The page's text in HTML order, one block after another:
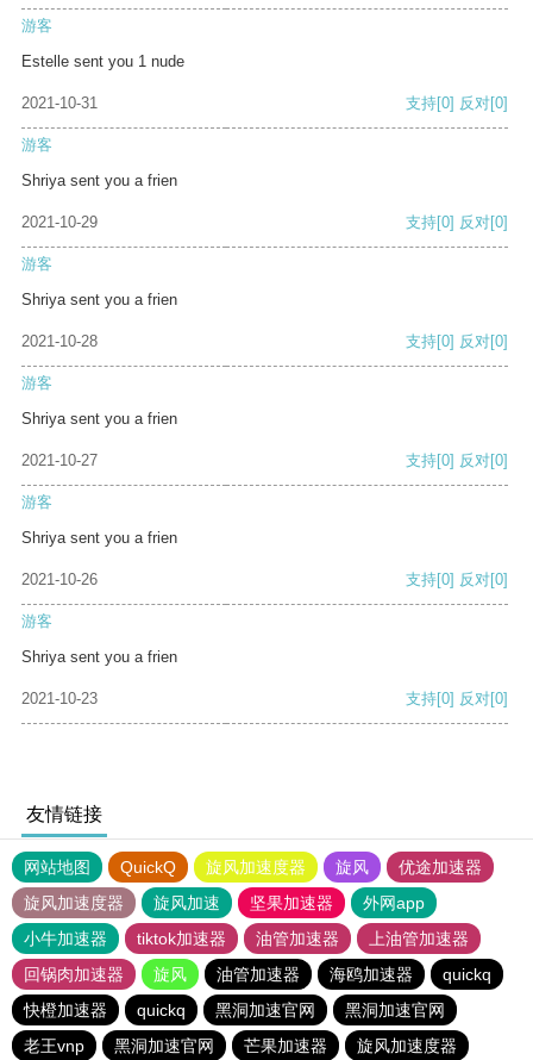
游客
Estelle sent you 1 nude
2021-10-31 支持[0] 反对[0]
游客
Shriya sent you a frien
2021-10-29 支持[0] 反对[0]
游客
Shriya sent you a frien
2021-10-28 支持[0] 反对[0]
游客
Shriya sent you a frien
2021-10-27 支持[0] 反对[0]
游客
Shriya sent you a frien
2021-10-26 支持[0] 反对[0]
游客
Shriya sent you a frien
2021-10-23 支持[0] 反对[0]
友情链接
网站地图 QuickQ 旋风加速度器 旋风
优途加速器
旋风加速度器
旋风加速 坚果加速器
外网app
小牛加速器
tiktok加速器 油管加速器
上油管加速器
回锅肉加速器
旋风 油管加速器 海鸥加速器
quickq
快橙加速器
quickq 黑洞加速官网
黑洞加速官网
老王vnp
黑洞加速官网 芒果加速器 旋风加速度器